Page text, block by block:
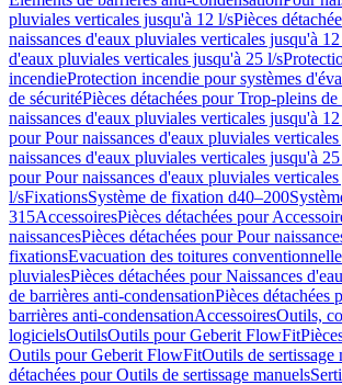
pluviales verticales jusqu'à 12 l/sPièces
naissances d'eaux pluviales verticales jusqu'à
d'eaux pluviales verticales jusqu'à 25 l/s
incendieProtection incendie pour systèmes
de sécuritéPièces détachées pour Trop-pleins de
naissances d'eaux pluviales verticales jusqu'à
pour Pour naissances d'eaux pluviales
naissances d'eaux pluviales verticales jusqu'à
pour Pour naissances d'eaux pluviales
l/sFixationsSystème de fixation d40–200
315AccessoiresPièces détachées pour
naissancesPièces détachées pour Pour
fixationsEvacuation des toitures conventionnelle
pluvialesPièces détachées pour Naissances
de barrières anti-condensationPièces détachées
barrières anti-condensationAccessoiresOutils,
logicielsOutilsOutils pour Geberit FlowFit
Outils pour Geberit FlowFitOutils de sertissage
détachées pour Outils de sertissage manuels